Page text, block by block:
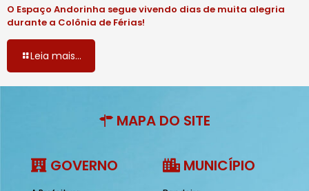
O Espaço Andorinha segue vivendo dias de muita alegria
durante a Colônia de Férias!
Leia mais...
MAPA DO SITE
GOVERNO MUNICÍPIO